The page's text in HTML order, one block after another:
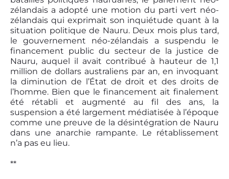
zélandais a adopté une motion du parti vert néo-
zélandais qui exprimait son inquiétude quant à la
situation politique de Nauru. Deux mois plus tard,
le gouvernement néo-zélandais a suspendu le
financement public du secteur de la justice de
Nauru, auquel il avait contribué à hauteur de 1,1
million de dollars australiens par an, en invoquant
la diminution de l’État de droit et des droits de
l’homme. Bien que le financement ait finalement
été rétabli et augmenté au fil des ans, la
suspension a été largement médiatisée à l’époque
comme une preuve de la désintégration de Nauru
dans une anarchie rampante. Le rétablissement
n’a pas eu lieu.
**